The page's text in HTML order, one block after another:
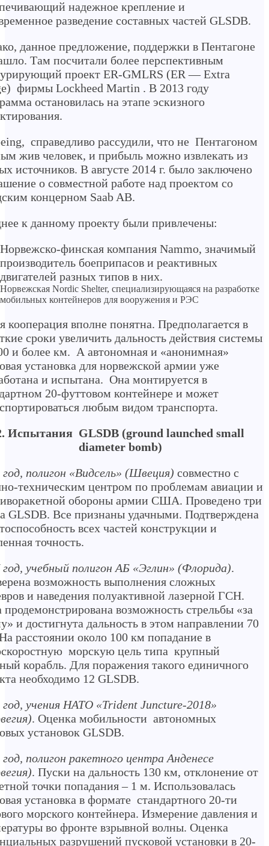
надежное крепление и
разведение составных частей GLSDB.
данное предложение, поддержки в Пентагоне
Там посчитали более перспективным
проект ER-GMLRS (ER — Extra
фирмы Lockheed Martin . В 2013 году
остановилась на этапе эскизного
справедливо рассудили, что не Пентагоном
жив человек, и прибыль можно извлекать из
источников. В августе 2014 г. было заключено
о совместной работе над проектом со
концерном Saab AB.
к данному проекту были привлечены:
Норвежско-финская компания Nammo, значимый
производитель боеприпасов и реактивных
двигателей разных типов в них.
Норвежская Nordic Shelter, специализирующаяся на разработке
мобильных контейнеров для вооружения и РЭС
кооперация вполне понятна. Предполагается в
сроки увеличить дальность действия системы
и более км. А автономная и «анонимная»
установка для норвежской армии уже
и испытана. Она монтируется в
20-футтовом контейнере и может
любым видом транспорта.
Испытания GLSDB (ground launched small
diameter bomb)
год, полигон «Видсель» (Швеция) совместно с
техническим центром по проблемам авиации и
обороны армии США. Проведено три
GLSDB. Все признаны удачными. Подтверждена
всех частей конструкции и
точность.
год, учебный полигон АБ «Эглин» (Флорида).
возможность выполнения сложных
и наведения полуактивной лазерной ГСН.
продемонстрирована возможность стрельбы «за
и достигнута дальность в этом направлении 70
расстоянии около 100 км попадание в
морскую цель типа крупный
корабль. Для поражения такого единичного
необходимо 12 GLSDB.
год, учения НАТО «Trident Juncture-2018»
. Оценка мобильности автономных
установок GLSDB.
год, полигон ракетного центра Анденесе
. Пуски на дальность 130 км, отклонение от
точки попадания – 1 м. Использовалась
установка в формате стандартного 20-ти
морского контейнера. Измерение давления и
во фронте взрывной волны. Оценка
разрушений пусковой установки в 20-